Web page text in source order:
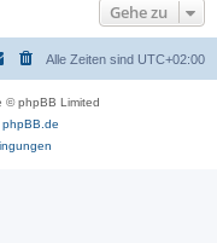
Gehe zu
Alle Zeiten sind UTC+02:00
© phpBB Limited
phpBB.de